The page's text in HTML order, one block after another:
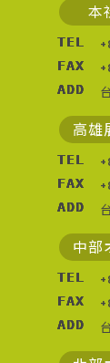
本
TEL
FAX
ADD
高雄
TEL
FAX
ADD
中部
TEL
FAX
ADD